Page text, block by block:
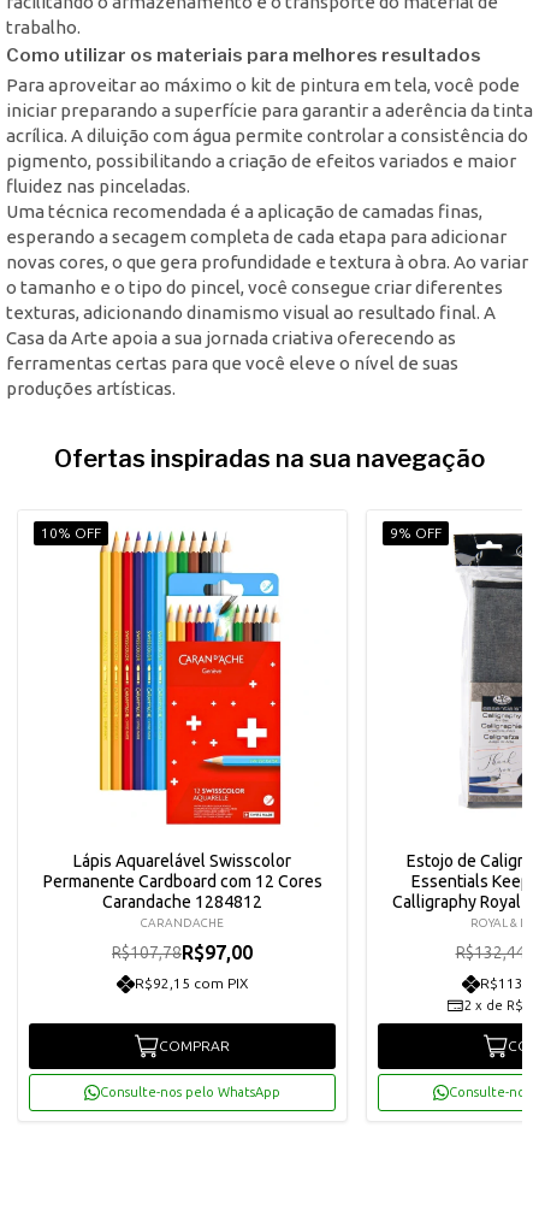
trabalho.
Como utilizar os materiais para melhores resultados
Para aproveitar ao máximo o kit de pintura em tela, você pode
iniciar preparando a superfície para garantir a aderência da tinta
acrílica. A diluição com água permite controlar a consistência do
pigmento, possibilitando a criação de efeitos variados e maior
fluidez nas pinceladas.
Uma técnica recomendada é a aplicação de camadas finas,
esperando a secagem completa de cada etapa para adicionar
novas cores, o que gera profundidade e textura à obra. Ao variar
o tamanho e o tipo do pincel, você consegue criar diferentes
texturas, adicionando dinamismo visual ao resultado final. A
Casa da Arte apoia a sua jornada criativa oferecendo as
ferramentas certas para que você eleve o nível de suas
produções artísticas.
Ofertas inspiradas na sua navegação
10% OFF
Lápis Aquarelável Swisscolor
Permanente Cardboard com 12 Cores
Carandache 1284812
CARANDACHE
R$107,78R$97,00
R$92,15 com PIX
COMPRAR
Consulte-nos pelo WhatsApp
9% OFF
Estojo de
Essentials Keep
Calligraphy Royal
ROYAL &
R$132,44
2 x de
Consulte-nos